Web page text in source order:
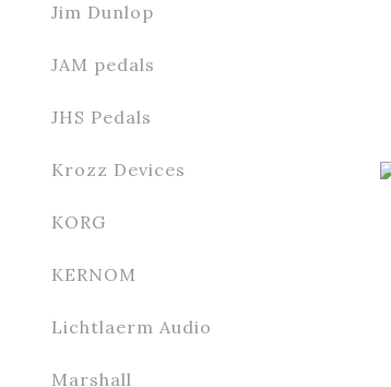
Jim Dunlop
JAM pedals
JHS Pedals
Krozz Devices
KORG
KERNOM
Lichtlaerm Audio
Marshall